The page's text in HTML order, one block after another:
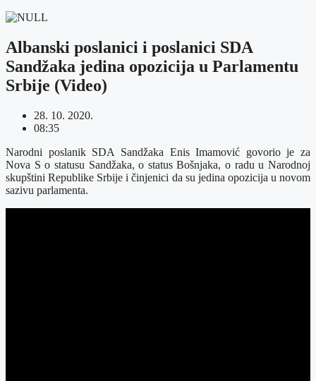
Albanski poslanici i poslanici SDA
Sandžaka jedina opozicija u Parlamentu
Srbije (Video)
28. 10. 2020.
08:35
Narodni poslanik SDA Sandžaka Enis Imamović govorio je za
Nova S o statusu Sandžaka, o status Bošnjaka, o radu u Narodnoj
skupštini Republike Srbije i činjenici da su jedina opozicija u novom
sazivu parlamenta.